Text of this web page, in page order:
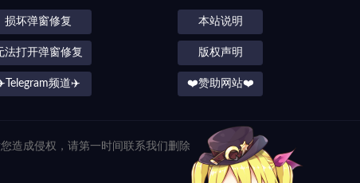
损坏弹窗修复
法打开弹窗修复
频道✈️
本站说明
版权声明
❤️赞助网站❤️
造成侵权，请第一时间联系我们删除